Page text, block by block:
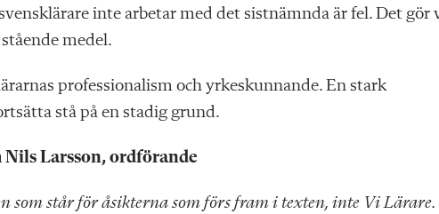
inte arbetar med det sistnämnda är fel. Det gör
medel.
professionalism och yrkeskunnande. En stark
stå på en stadig grund.
Larsson, ordförande
som står för åsikterna som förs fram i texten, inte Vi Lärare.